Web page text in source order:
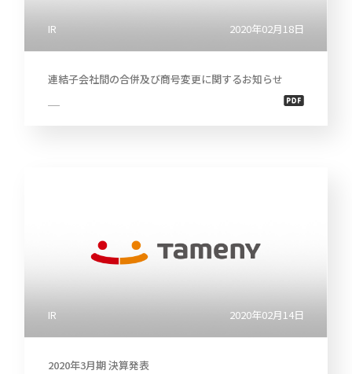
IR 2020年02月18日
連結子会社間の合併及び商号変更に関するお知らせ
IR 2020年02月14日
2020年3月期 決算発表